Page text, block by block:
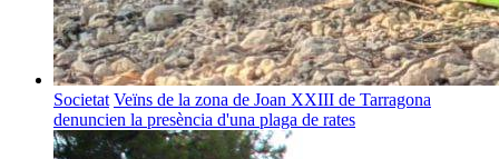
Societat Veïns de la zona de Joan XXIII de Tarragona
denuncien la presència d'una plaga de rates